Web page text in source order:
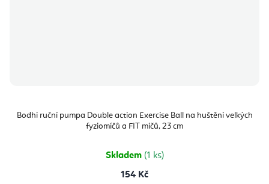
Bodhi ruční pumpa Double action Exercise Ball na huštění velkých
fyziomíčů a FIT míčů, 23 cm
Skladem (1 ks)
154 Kč